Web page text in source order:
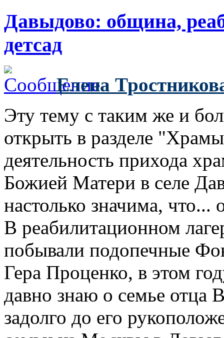
Давыдово: община,
детсад
Елена
Эту тему с таким же и
открыть в разделе
деятельность прихода
Божией Матери в селе
настолько значима, что...
В реабилитационном
побывали подопечные
Гера Проценко, в этом
давно знаю о семье отца
задолго до его